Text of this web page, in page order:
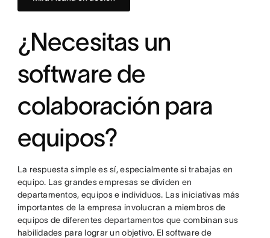
¿Necesitas un
software de
colaboración para
equipos?
La respuesta simple es sí, especialmente si trabajas en
equipo. Las grandes empresas se dividen en
departamentos, equipos e individuos. Las iniciativas más
importantes de la empresa involucran a miembros de
equipos de diferentes departamentos que combinan sus
habilidades para lograr un objetivo. El software de